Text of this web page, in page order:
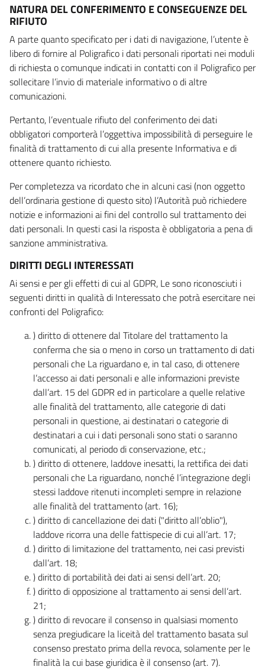
NATURA DEL CONFERIMENTO E CONSEGUENZE DEL
RIFIUTO
A parte quanto specificato per i dati di navigazione, l’utente è
libero di fornire al Poligrafico i dati personali riportati nei moduli
di richiesta o comunque indicati in contatti con il Poligrafico per
sollecitare l’invio di materiale informativo o di altre
comunicazioni.
Pertanto, l’eventuale rifiuto del conferimento dei dati
obbligatori comporterà l’oggettiva impossibilità di perseguire le
finalità di trattamento di cui alla presente Informativa e di
ottenere quanto richiesto.
Per completezza va ricordato che in alcuni casi (non oggetto
dell’ordinaria gestione di questo sito) l’Autorità può richiedere
notizie e informazioni ai fini del controllo sul trattamento dei
dati personali. In questi casi la risposta è obbligatoria a pena di
sanzione amministrativa.
DIRITTI DEGLI INTERESSATI
Ai sensi e per gli effetti di cui al GDPR, Le sono riconosciuti i
seguenti diritti in qualità di Interessato che potrà esercitare nei
confronti del Poligrafico:
) diritto di ottenere dal Titolare del trattamento la
conferma che sia o meno in corso un trattamento di dati
personali che La riguardano e, in tal caso, di ottenere
l’accesso ai dati personali e alle informazioni previste
dall’art. 15 del GDPR ed in particolare a quelle relative
alle finalità del trattamento, alle categorie di dati
personali in questione, ai destinatari o categorie di
destinatari a cui i dati personali sono stati o saranno
comunicati, al periodo di conservazione, etc.;
) diritto di ottenere, laddove inesatti, la rettifica dei dati
personali che La riguardano, nonché l’integrazione degli
stessi laddove ritenuti incompleti sempre in relazione
alle finalità del trattamento (art. 16);
) diritto di cancellazione dei dati ("diritto all’oblio"),
laddove ricorra una delle fattispecie di cui all’art. 17;
) diritto di limitazione del trattamento, nei casi previsti
dall’art. 18;
) diritto di portabilità dei dati ai sensi dell’art. 20;
) diritto di opposizione al trattamento ai sensi dell’art.
21;
) diritto di revocare il consenso in qualsiasi momento
senza pregiudicare la liceità del trattamento basata sul
consenso prestato prima della revoca, solamente per le
finalità la cui base giuridica è il consenso (art. 7).